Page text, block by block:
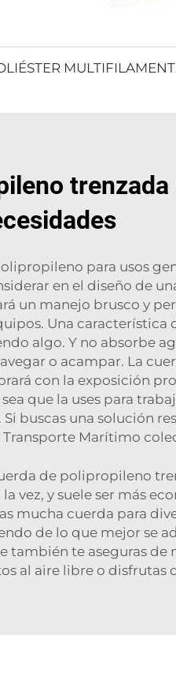
para usos
en el diseño de
un manejo brusco y
Una
algo. Y no absorbe
o acampar. La
con la exposición
que la uses para
buscas una solución
Transporte Marítimo
de polipropileno
vez, y suele ser más
cuerda para
de lo que mejor se
también te aseguras
al aire libre o disfrutas